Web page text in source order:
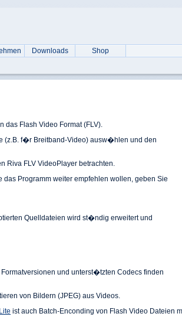
Downloads Shop
das Flash Video Format (FLV).
(z.B. f�r Breitband-Video) ausw�hlen und den
Riva FLV VideoPlayer betrachten.
das Programm weiter empfehlen wollen, geben Sie
Quelldateien wird st�ndig erweitert und
und unterst�tzten Codecs finden
von Bildern (JPEG) aus Videos.
ist auch Batch-Enconding von Flash Video Dateien